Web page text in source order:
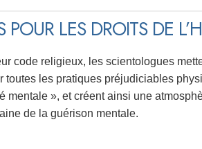
LES DROITS DE
code religieux, les scientologues
toutes les pratiques préjudiciables
mentale », et créent ainsi une
de la guérison mentale.